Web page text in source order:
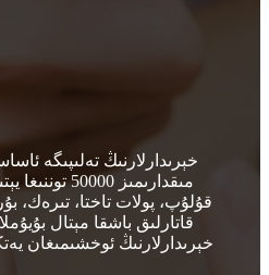
خېرىدارلارنىڭ تەلىپىگە
مىقدارىمىز
قۇلۇپ، پولات تاختا، تىرەك،
قاتارلىق باشقا مېتال
خېرىدارلارنىڭ ئوخشىمىغان